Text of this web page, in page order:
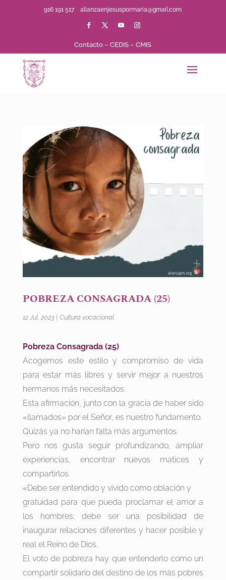
916 191 517alianzaenjesuspormaria@gmail.com
Contacto –CEDIS –CMIS
POBREZA CONSAGRADA (25)
12 Jul, 2023 Cultura vocacional
Pobreza Consagrada (25)
Acogemos este estilo y compromiso de vida
para estar más libres y servir mejor a nuestros
hermanos más necesitados.
Esta afirmación, junto con la gracia de haber sido
«llamados» por el Señor, es nuestro fundamento.
Quizás ya no harían falta más argumentos.
Pero nos gusta seguir profundizando, ampliar
experiencias, encontrar nuevos matices y
compartirlos.
«Debe ser entendido y vivido como oblación y
gratuidad para que pueda proclamar el amor a
los hombres; debe ser una posibilidad de
inaugurar relaciones diferentes y hacer posible y
real el Reino de Dios.
El voto de pobreza hay que entenderlo como un
compartir solidario del destino de los más pobres